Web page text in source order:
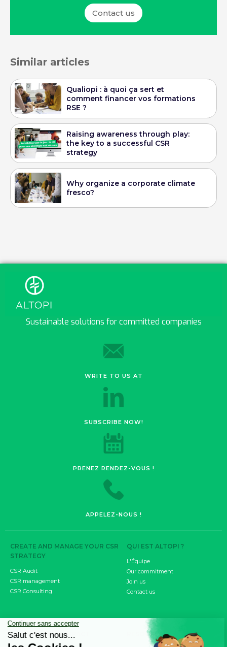
Contact us
Similar articles
Qualiopi : à quoi ça sert et
comment financer vos formations
RSE ?
Raising awareness through play:
the key to a successful CSR
strategy
Why organize a corporate climate
fresco?
Sustainable solutions for committed companies
WRITE TO US AT
SUBSCRIBE NOW!
PRENEZ RENDEZ-VOUS !
APPELEZ-NOUS !
CREATE AND MANAGE YOUR CSR
STRATEGY
CSR Audit
CSR management
CSR Consulting
MEASURE YOUR IMPACT
QUI EST ALTOPI ?
L'Équipe
Our commitment
Join us
Contact us
RESOURCES